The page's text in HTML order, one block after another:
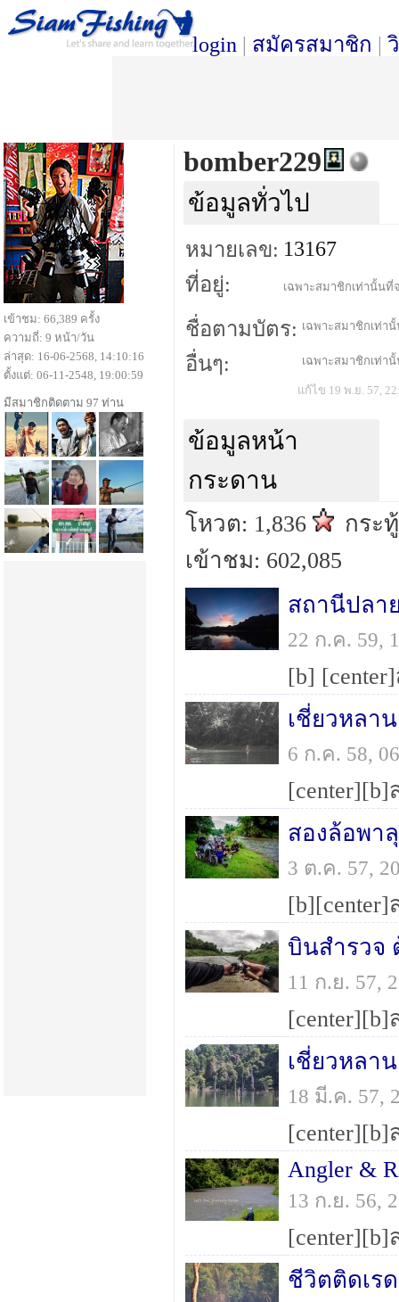
login | สมัครสมาชิก |
bomber229
ข้อมูลทั่วไป
หมายเลข: 13167
ที่อยู่:
เฉพาะสมาชิกเท่านั้นที่
ชื่อตามบัตร: เฉพาะสมาชิกเท่า
อื่นๆ: เฉพาะสมาชิกเท่า
แก้ไข 19 พ.ย. 57,
ข้อมูลหน้า
กระดาน
โหวต: 1,836
กระ
เข้าชม: 602,085
สถานีปลา
22 ก.ค. 59,
เชี่ยวหลา
6 ก.ค. 58,
สองล้อพา
3 ต.ค. 57,
บินสำรวจ
11 ก.ย. 57,
เชี่ยวหลาน
18 มี.ค. 57,
Angler &
13 ก.ย. 56,
ชีวิตติดเร
เข้าชม: 66,389 ครั้ง
ความถี่: 9 หน้า/วัน
ล่าสุด: 16-06-2568, 14:10:16
ตั้งแต่: 06-11-2548, 19:00:59
มีสมาชิกติดตาม 97 ท่าน